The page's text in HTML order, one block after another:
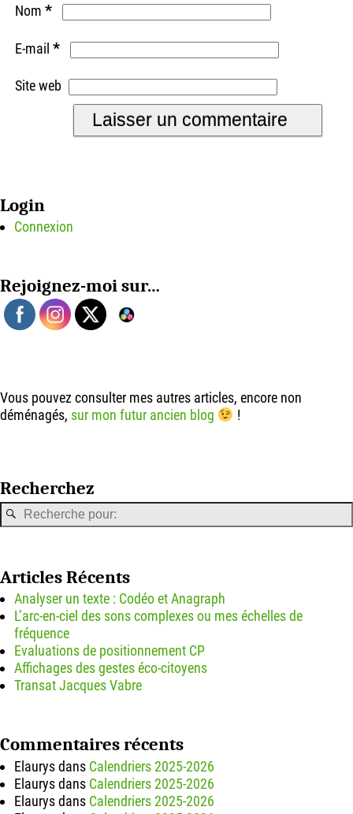
Nom *
E-mail *
Site web
Login
Connexion
Rejoignez-moi sur…
Vous pouvez consulter mes autres articles, encore non
déménagés, sur mon futur ancien blog !
Recherchez
Articles Récents
Analyser un texte : Codéo et Anagraph
L’arc-en-ciel des sons complexes ou mes échelles de
fréquence
Evaluations de positionnement CP
Affichages des gestes éco-citoyens
Transat Jacques Vabre
Commentaires récents
Elaurysdans Calendriers 2025-2026
Elaurysdans Calendriers 2025-2026
Elaurysdans Calendriers 2025-2026